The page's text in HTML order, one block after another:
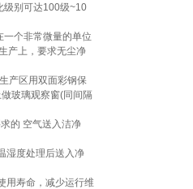
级别可达100级~10
个非常微量的单位
产上，要求无尘净
产区用双面彩钢保
玻璃观察窗(同间隔
的 空气送入洁净
湿度处理后送入净
用寿命，减少运行维